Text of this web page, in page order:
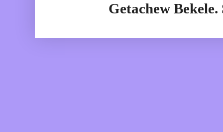
Getachew